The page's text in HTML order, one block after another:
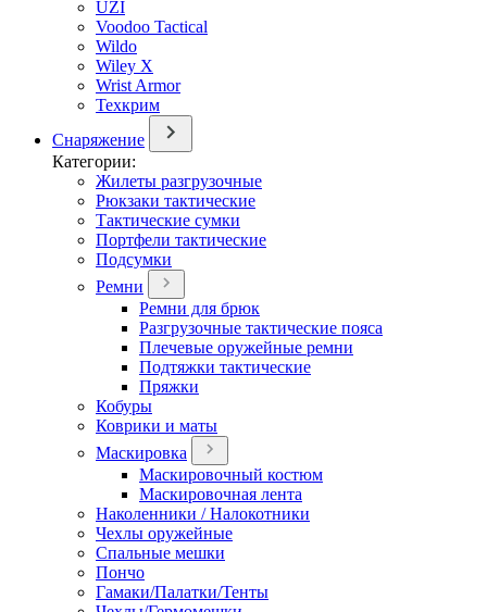
UZI
Voodoo Tactical
Wildo
Wiley X
Wrist Armor
Техкрим
Снаряжение
Категории:
Жилеты разгрузочные
Рюкзаки тактические
Тактические сумки
Портфели тактические
Подсумки
Ремни
Ремни для брюк
Разгрузочные тактические пояса
Плечевые оружейные ремни
Подтяжки тактические
Пряжки
Кобуры
Коврики и маты
Маскировка
Маскировочный костюм
Маскировочная лента
Наколенники / Налокотники
Чехлы оружейные
Спальные мешки
Пончо
Гамаки/Палатки/Тенты